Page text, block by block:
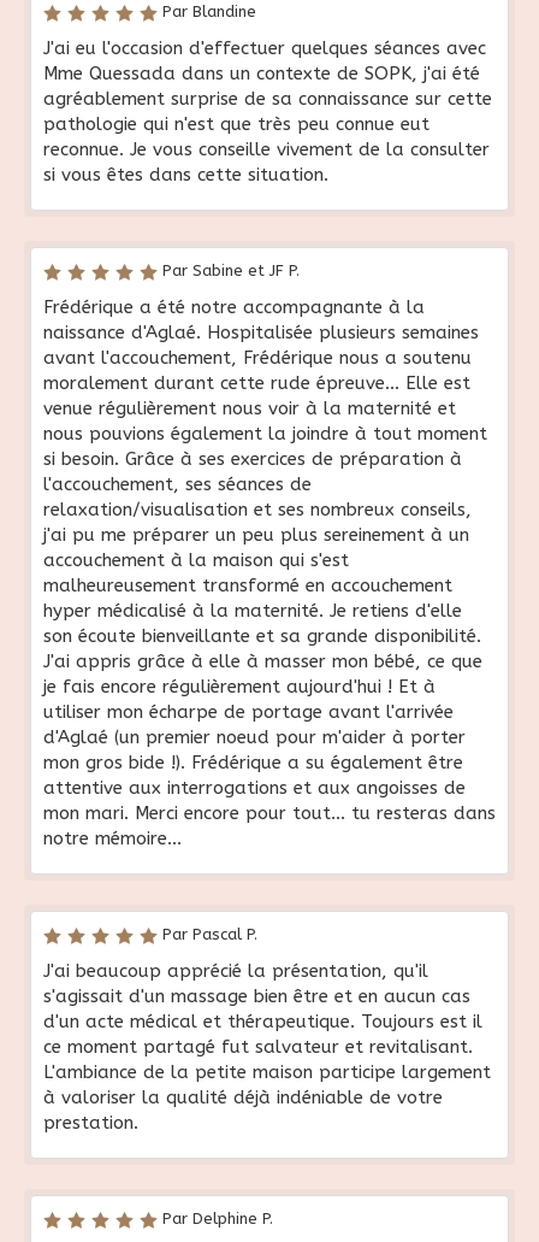
Par Blandine
J'ai eu l'occasion d'effectuer quelques séances avec
Mme Quessada dans un contexte de SOPK, j'ai été
agréablement surprise de sa connaissance sur cette
pathologie qui n'est que très peu connue eut
reconnue. Je vous conseille vivement de la consulter
si vous êtes dans cette situation.
Par Sabine et JF P.
Frédérique a été notre accompagnante à la
naissance d'Aglaé. Hospitalisée plusieurs semaines
avant l'accouchement, Frédérique nous a soutenu
moralement durant cette rude épreuve... Elle est
venue régulièrement nous voir à la maternité et
nous pouvions également la joindre à tout moment
si besoin. Grâce à ses exercices de préparation à
l'accouchement, ses séances de
relaxation/visualisation et ses nombreux conseils,
j'ai pu me préparer un peu plus sereinement à un
accouchement à la maison qui s'est
malheureusement transformé en accouchement
hyper médicalisé à la maternité. Je retiens d'elle
son écoute bienveillante et sa grande disponibilité.
J'ai appris grâce à elle à masser mon bébé, ce que
je fais encore régulièrement aujourd'hui ! Et à
utiliser mon écharpe de portage avant l'arrivée
d'Aglaé (un premier noeud pour m'aider à porter
mon gros bide !). Frédérique a su également être
attentive aux interrogations et aux angoisses de
mon mari. Merci encore pour tout... tu resteras dans
notre mémoire...
Par Pascal P.
J'ai beaucoup apprécié la présentation, qu'il
s'agissait d'un massage bien être et en aucun cas
d'un acte médical et thérapeutique. Toujours est il
ce moment partagé fut salvateur et revitalisant.
L'ambiance de la petite maison participe largement
à valoriser la qualité déjà indéniable de votre
prestation.
Par Delphine P.